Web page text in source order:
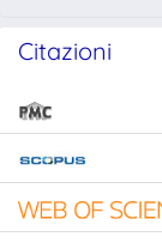
Citazioni